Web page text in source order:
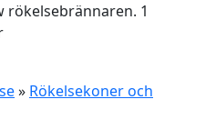
rökelsebrännaren. 1
» Rökelsekoner och